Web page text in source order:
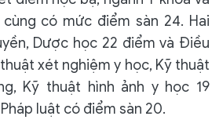
có mức điểm sàn 24. Hai
Dược học 22 điểm và Điều
xét nghiệm y học, Kỹ thuật
Kỹ thuật hình ảnh y học 19
luật có điểm sàn 20.